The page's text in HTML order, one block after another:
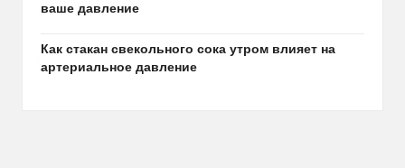
ваше давление
Как стакан свекольного сока утром влияет на
артериальное давление